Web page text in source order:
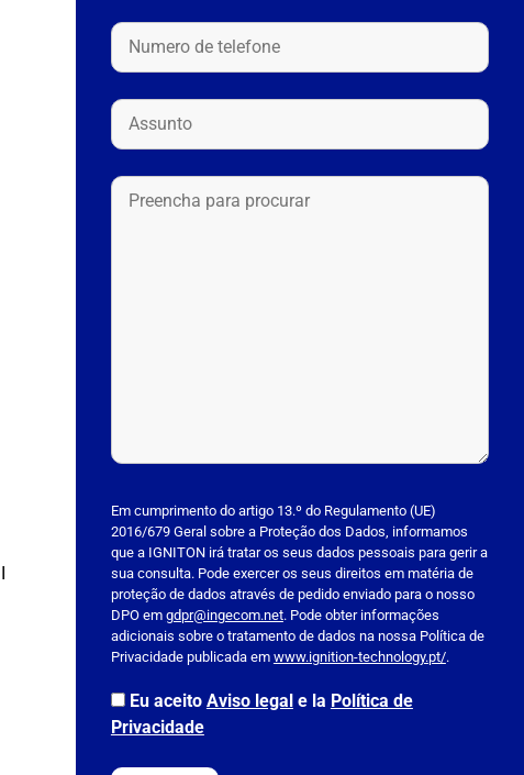
l
e
a
s
e
l
a
v
Em cumprimento do artigo 13.º do Regulamento (UE)
2016/679 Geral sobre a Proteção dos Dados, informamos
que a IGNITON irá tratar os seus dados pessoais para gerir a
sua consulta. Pode exercer os seus direitos em matéria de
proteção de dados através de pedido enviado para o nosso
DPO em gdpr@ingecom.net. Pode obter informações
adicionais sobre o tratamento de dados na nossa Política de
Privacidade publicada em www.ignition-technology.pt/.
Eu aceito Aviso legal e la Política de
Privacidade